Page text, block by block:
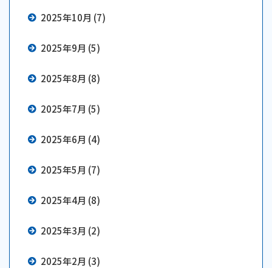
2025年10月 (7)
2025年9月 (5)
2025年8月 (8)
2025年7月 (5)
2025年6月 (4)
2025年5月 (7)
2025年4月 (8)
2025年3月 (2)
2025年2月 (3)